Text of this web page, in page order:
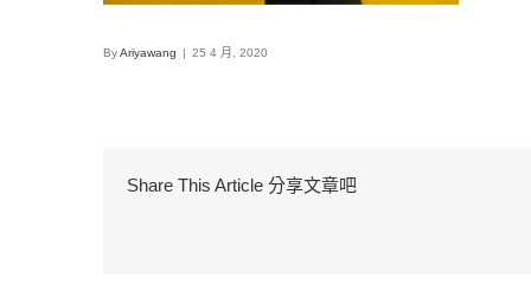
ByAriyawang | 25 4 月, 2020
Share This Article 分享文章吧